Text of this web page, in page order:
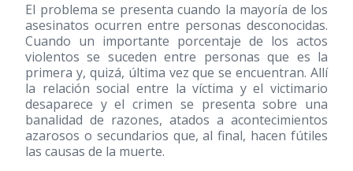
El problema se presenta cuando la mayoría de los
asesinatos ocurren entre personas desconocidas.
Cuando un importante porcentaje de los actos
violentos se suceden entre personas que es la
primera y, quizá, última vez que se encuentran. Allí
la relación social entre la víctima y el victimario
desaparece y el crimen se presenta sobre una
banalidad de razones, atados a acontecimientos
azarosos o secundarios que, al final, hacen fútiles
las causas de la muerte.